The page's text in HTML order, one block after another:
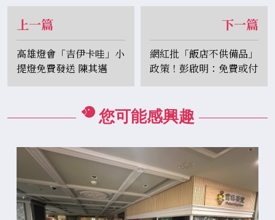
上一篇
高雄燈會「吉伊卡哇」小
提燈免費發送 陳其邁
下一篇
網紅批「飯店不供備品」
政策！彭啟明：免費或付
您可能感興趣